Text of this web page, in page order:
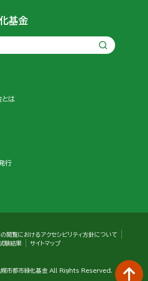
基金
は
行
の閲覧におけるアクセシビリティ方針について
験結果
サイトマップ
市都市緑化基金 All Rights Reserved.